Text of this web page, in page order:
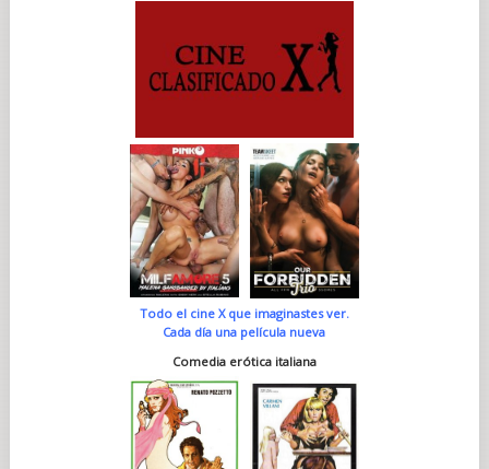
Todo el cine X que imaginastes ver.
Cada día una película nueva
Comedia erótica italiana